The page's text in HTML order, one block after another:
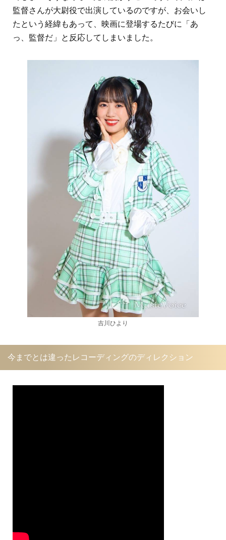
監督さんが大尉役で出演しているのですが、お会いし
たという経緯もあって、映画に登場するたびに「あ
っ、監督だ」と反応してしまいました。
吉川ひより
今までとは違ったレコーディングのディレクション